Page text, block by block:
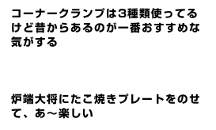
コーナークランプは3種類使ってる
けど昔からあるのが一番おすすめな
気がする
炉端大将にたこ焼きプレートをのせ
て、あ～楽しい